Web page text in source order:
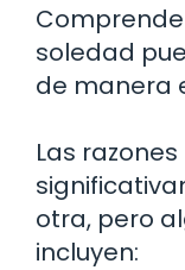
soledad
de manera
Las
otra, pero
incluyen: